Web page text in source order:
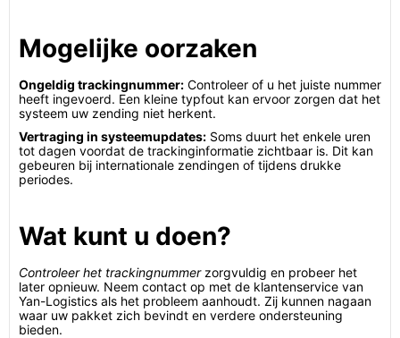
Mogelijke oorzaken
Ongeldig trackingnummer: Controleer of u het juiste nummer
heeft ingevoerd. Een kleine typfout kan ervoor zorgen dat het
systeem uw zending niet herkent.
Vertraging in systeemupdates: Soms duurt het enkele uren
tot dagen voordat de trackinginformatie zichtbaar is. Dit kan
gebeuren bij internationale zendingen of tijdens drukke
periodes.
Wat kunt u doen?
Controleer het trackingnummerzorgvuldig en probeer het
later opnieuw. Neem contact op met de klantenservice van
Yan-Logistics als het probleem aanhoudt. Zij kunnen nagaan
waar uw pakket zich bevindt en verdere ondersteuning
bieden.